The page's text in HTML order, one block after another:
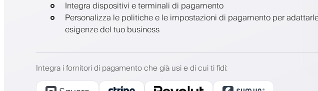
Integra dispositivi e terminali di pagamento
Personalizza le politiche e le impostazioni di pagamento per
esigenze del tuo business
Integra i fornitori di pagamento che già usi e di cui ti fidi: